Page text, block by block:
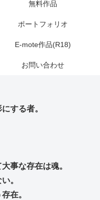
無料作品
ポートフォリオ
E-mote作品(R18)
お問い合わせ
する者。
事な存在は魂。
。
在。